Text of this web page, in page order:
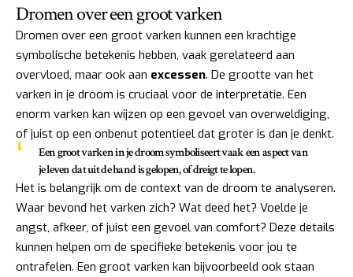
Dromen over een groot varken
Dromen over een groot varken kunnen een krachtige
symbolische betekenis hebben, vaak gerelateerd aan
overvloed, maar ook aan excessen. De grootte van het
varken in je droom is cruciaal voor de interpretatie. Een
enorm varken kan wijzen op een gevoel van overweldiging,
of juist op een onbenut potentieel dat groter is dan je denkt.
Een groot varken in je droom symboliseert vaak een aspect van
je leven dat uit de hand is gelopen, of dreigt te lopen.
Het is belangrijk om de context van de droom te analyseren.
Waar bevond het varken zich? Wat deed het? Voelde je
angst, afkeer, of juist een gevoel van comfort? Deze details
kunnen helpen om de specifieke betekenis voor jou te
ontrafelen. Een groot varken kan bijvoorbeeld ook staan